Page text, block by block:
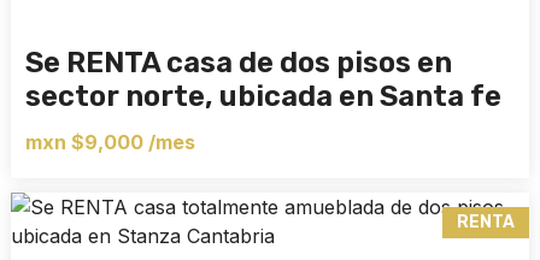
Se RENTA casa de dos pisos en
sector norte, ubicada en Santa fe
mxn $9,000 /mes
RENTA